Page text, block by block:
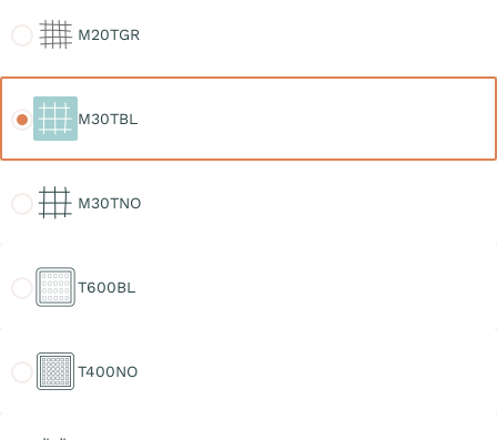
M20TGR
M30TBL
M30TNO
T600BL
T400NO